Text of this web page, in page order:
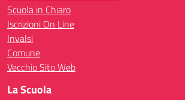
Scuola in Chiaro
Iscrizioni On Line
Invalsi
Comune
Vecchio Sito Web
La Scuola